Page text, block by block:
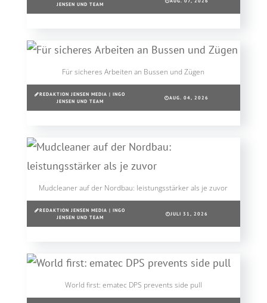
JENSEN UND TEAM
Für sicheres Arbeiten an Bussen und Zügen
REDAKTION JENSEN MEDIA | INGO
JENSEN UND TEAM
AUG. 04, 2026
Mudcleaner auf der Nordbau: leistungsstärker als je zuvor
REDAKTION JENSEN MEDIA | INGO
JENSEN UND TEAM
JULI 31, 2026
World first: ematec DPS prevents side pull